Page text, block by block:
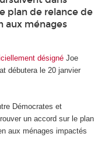
plan de relance de
aux ménages
désignéJoe
débutera le 20 janvier
Démocrates et
un accord sur le plan
aux ménages impactés